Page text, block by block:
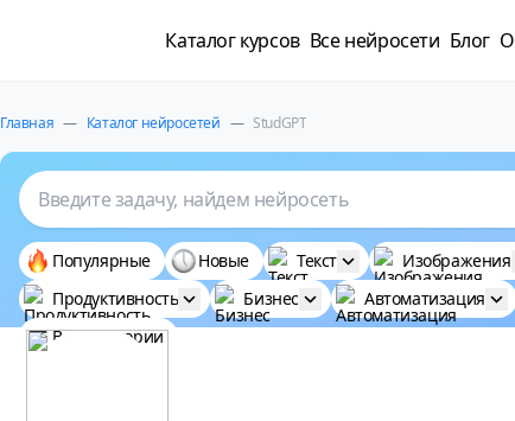
Каталог курсов Все нейросети Блог
Главная — Каталог нейросетей — StudGPT
Введите задачу, найдем нейросеть
Популярные Новые Текст Изображения
Продуктивность
Бизнес Автоматизация
Все категории